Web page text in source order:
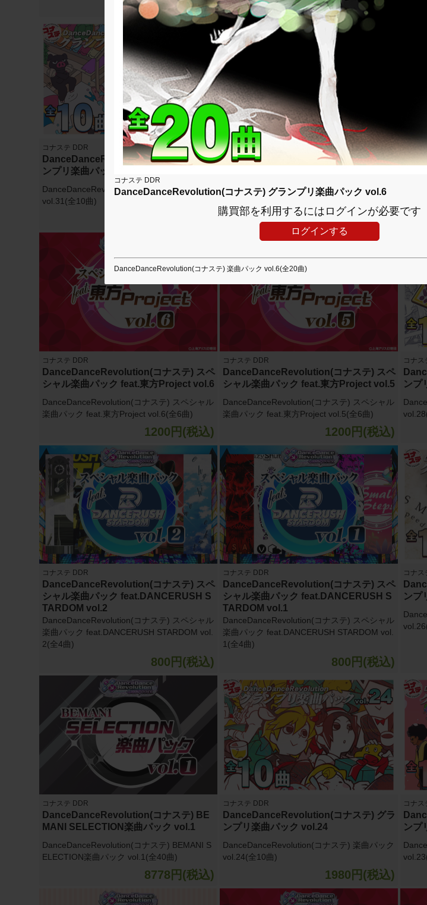
コナステ DDR
DanceDanceRevolution(コナステ) グランプリ楽曲パック vol.6
購買部を利用するにはログインが必要です
ログインする
DanceDanceRevolution(コナステ) 楽曲パック vol.6(全20曲)
3036円(税込) 3036円(税込)
コナステ DDR
DanceDanceRevolution(コナステ) グラ
ンプリ楽曲パック vol.31
DanceDanceRevolution(コナステ) 楽曲パック
vol.31(全10曲)
コナステ DDR
DanceDanceRevolution(コナステ) BE
DanceDanceRevolution(コナステ) BEMANI S
8778円(税込)
コナス
コナステ DDR
DanceDanceRevolution(コナステ) スペ
シャル楽曲パック feat.東方Project vol.6
DanceDanceRevolution(コナステ) スペシャル
楽曲パック feat.東方Project vol.6(全6曲)
1200円(税込)
コナステ DDR
DanceDanceRevolution(コナステ) スペ
シャル楽曲パック feat.東方Project vol.5
DanceDanceRevolution(コナステ) スペシャル
楽曲パック feat.東方Project vol.5(全6曲)
1200円(税込)
コナス
ンプ
コナステ DDR
DanceDanceRevolution(コナステ) スペ
シャル楽曲パック feat.DANCERUSH S
TARDOM vol.2
DanceDanceRevolution(コナステ) スペシャル
楽曲パック feat.DANCERUSH STARDOM vol.
2(全4曲)
800円(税込)
コナステ DDR
DanceDanceRevolution(コナステ) スペ
シャル楽曲パック feat.DANCERUSH S
TARDOM vol.1
DanceDanceRevolution(コナステ) スペシャル
楽曲パック feat.DANCERUSH STARDOM vol.
1(全4曲)
800円(税込)
コナス
ンプ
コナステ DDR
DanceDanceRevolution(コナステ) BE
MANI SELECTION楽曲パック vol.1
DanceDanceRevolution(コナステ) BEMANI S
ELECTION楽曲パック vol.1(全40曲)
8778円(税込)
コナステ DDR
DanceDanceRevolution(コナステ) グラ
ンプリ楽曲パック vol.24
DanceDanceRevolution(コナステ) 楽曲パック
vol.24(全10曲)
1980円(税込)
コナス
ンプ